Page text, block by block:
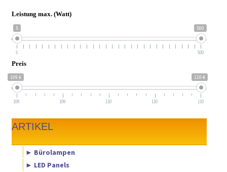
Leistung max. (Watt)
5 500
5 500
Preis
109 € 110 €
109 109 110 110 110
ARTIKEL
► Bürolampen
► LED Panels